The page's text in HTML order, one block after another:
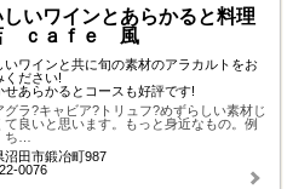
しいワインとあらかると料理
ｃａｆｅ 風
いワインと共に旬の素材のアラカルトをお
ください!
せあらかるとコースも好評です!
グラ?キャビア?トリュフ?めずらしい素材じ
て良いと思います。もっと身近なもの。例
ち…
沼田市鍛冶町987
0076